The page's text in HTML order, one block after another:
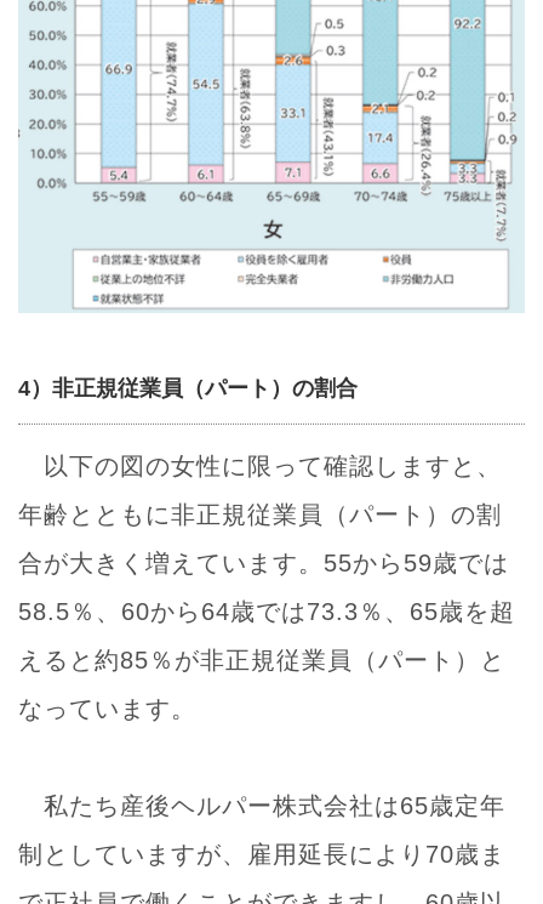
4）非正規従業員（パート）の割合
以下の図の女性に限って確認しますと、
年齢とともに非正規従業員（パート）の割
合が大きく増えています。55から59歳では
58.5％、60から64歳では73.3％、65歳を超
えると約85％が非正規従業員（パート）と
なっています。
私たち産後ヘルパー株式会社は65歳定年
制としていますが、雇用延長により70歳ま